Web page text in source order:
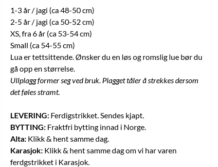
1-3 år / jagi (ca 48-50 cm)
2-5 år / jagi (ca 50-52 cm)
XS, fra 6 år (ca 53-54 cm)
Small (ca 54-55 cm)
Lua er tettsittende. Ønsker du en løs og romslig lue bør du
gå opp en størrelse.
Ullplagg former seg ved bruk. Plagget tåler å strekkes dersom
det føles stramt.
LEVERING: Ferdigstrikket. Sendes kjapt.
BYTTING: Fraktfri bytting innad i Norge.
Alta: Klikk & hent samme dag.
Karasjok: Klikk & hent samme dag om vi har varen
ferdgstrikket i Karasjok.